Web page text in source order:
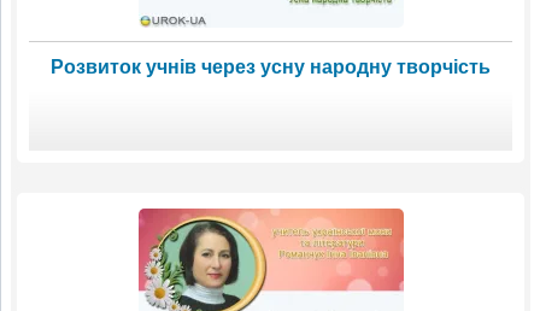
Розвиток учнів через усну народну творчість